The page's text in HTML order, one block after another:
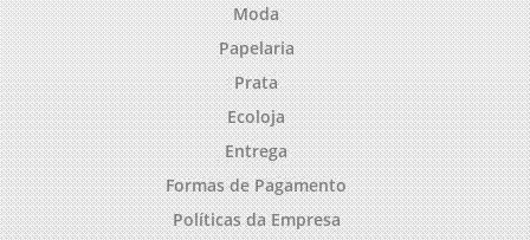
Moda
Papelaria
Prata
Ecoloja
Entrega
Formas de Pagamento
Políticas da Empresa